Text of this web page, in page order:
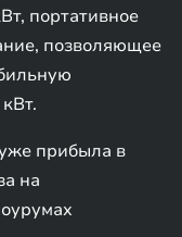
портативное
позволяющее
прибыла в
на